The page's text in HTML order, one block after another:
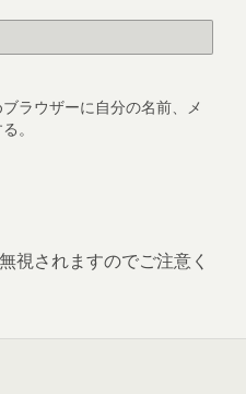
ラウザーに自分の名前、メ
。
視されますのでご注意く